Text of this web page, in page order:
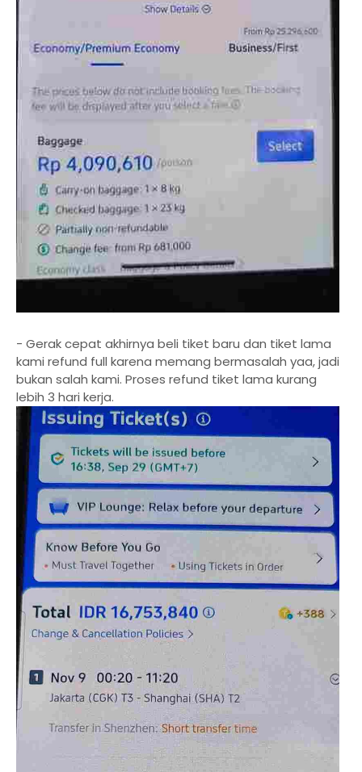
- Gerak cepat akhirnya beli tiket baru dan tiket lama
kami refund full karena memang bermasalah yaa, jadi
bukan salah kami. Proses refund tiket lama kurang
lebih 3 hari kerja.